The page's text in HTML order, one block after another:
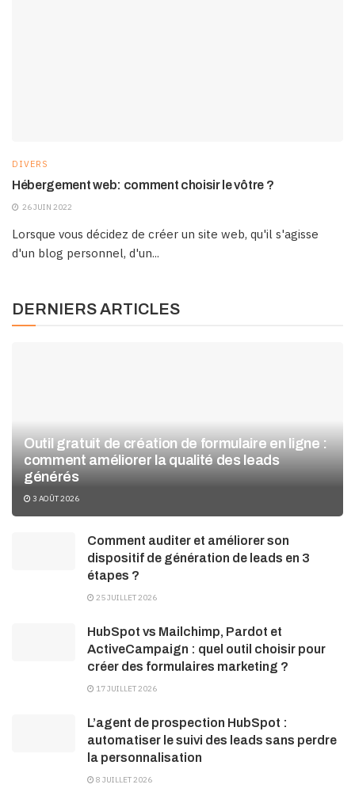
DIVERS
Hébergement web: comment choisir le vôtre ?
26 JUIN 2022
Lorsque vous décidez de créer un site web, qu'il s'agisse
d'un blog personnel, d'un...
DERNIERS ARTICLES
Outil gratuit de création de formulaire en ligne :
comment améliorer la qualité des leads
générés
3 AOÛT 2026
Comment auditer et améliorer son
dispositif de génération de leads en 3
étapes ?
25 JUILLET 2026
HubSpot vs Mailchimp, Pardot et
ActiveCampaign : quel outil choisir pour
créer des formulaires marketing ?
17 JUILLET 2026
L’agent de prospection HubSpot :
automatiser le suivi des leads sans perdre
la personnalisation
8 JUILLET 2026